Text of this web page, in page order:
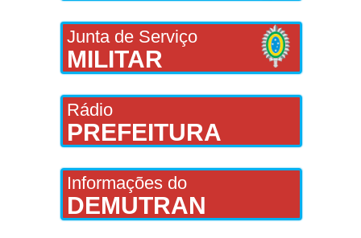
Junta de Serviço
MILITAR
Rádio
PREFEITURA
Informações do
DEMUTRAN